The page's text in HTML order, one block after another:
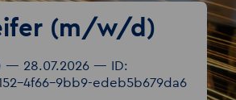
(m/w/d)
— 28.07.2026 — ID:
4f66-9bb9-edeb5b679da6